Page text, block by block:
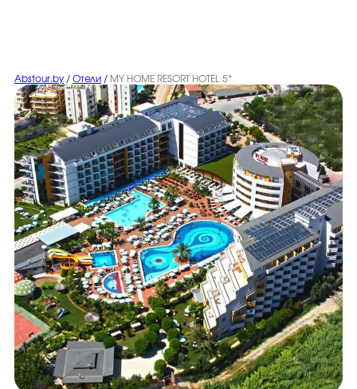
Abstour.by / Отели / MY HOME RESORT HOTEL 5*